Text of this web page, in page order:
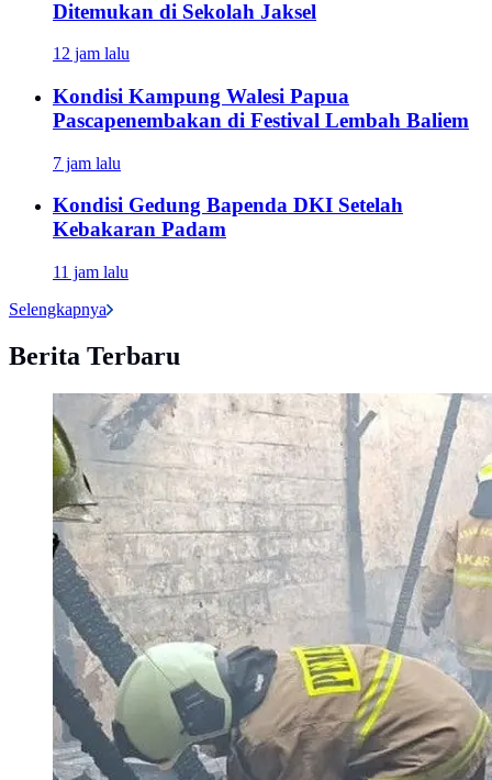
Ditemukan di Sekolah Jaksel
12 jam lalu
Kondisi Kampung Walesi Papua
Pascapenembakan di Festival Lembah Baliem
7 jam lalu
Kondisi Gedung Bapenda DKI Setelah
Kebakaran Padam
11 jam lalu
Selengkapnya
Berita Terbaru